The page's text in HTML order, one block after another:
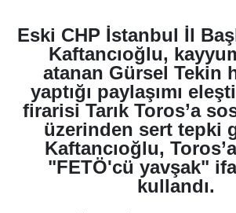
Eski CHP İstanbul İl
Kaftancıoğlu,
atanan Gürsel Tekin
yaptığı paylaşımı
firarisi Tarık Toros’a
üzerinden sert tepki
Kaftancıoğlu,
"FETÖ'cü yavşak"
kullandı.